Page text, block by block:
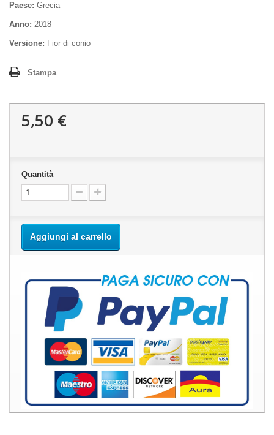
Paese: Grecia
Anno: 2018
Versione: Fior di conio
Stampa
5,50 €
Quantità
Aggiungi al carrello